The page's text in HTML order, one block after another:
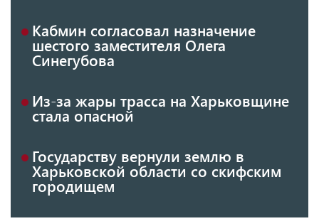
Кабмин согласовал назначение
шестого заместителя Олега
Синегубова
Из-за жары трасса на Харьковщине
стала опасной
Государству вернули землю в
Харьковской области со скифским
городищем